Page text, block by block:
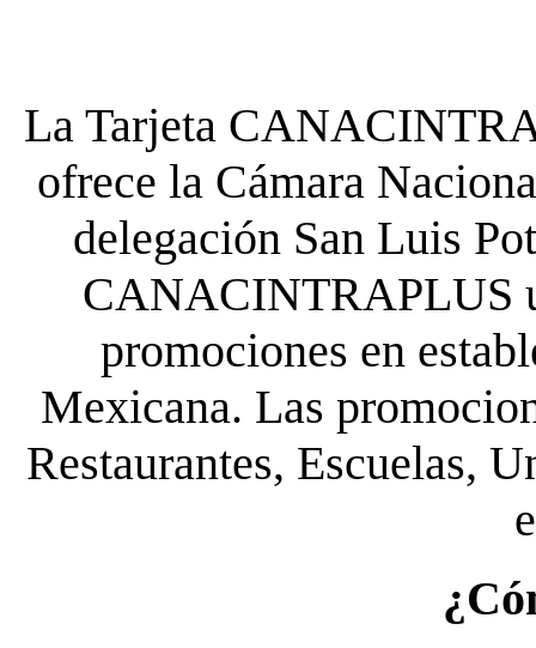
La Tarjeta
ofrece la Cámara
delegación San Luis
CANACINTRAPLUS
promociones en
Mexicana. Las
Restaurantes, Escuelas,